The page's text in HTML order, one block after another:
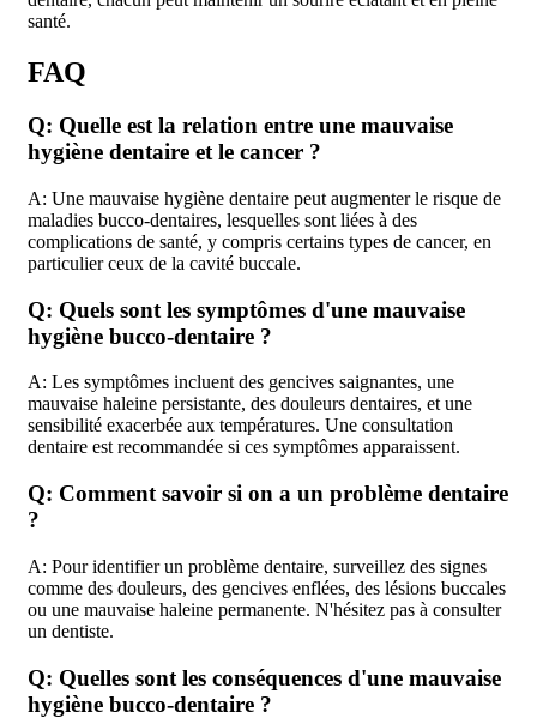
santé.
FAQ
Q: Quelle est la relation entre une mauvaise
hygiène dentaire et le cancer ?
A: Une mauvaise hygiène dentaire peut augmenter le risque de
maladies bucco-dentaires, lesquelles sont liées à des
complications de santé, y compris certains types de cancer, en
particulier ceux de la cavité buccale.
Q: Quels sont les symptômes d'une mauvaise
hygiène bucco-dentaire ?
A: Les symptômes incluent des gencives saignantes, une
mauvaise haleine persistante, des douleurs dentaires, et une
sensibilité exacerbée aux températures. Une consultation
dentaire est recommandée si ces symptômes apparaissent.
Q: Comment savoir si on a un problème dentaire
?
A: Pour identifier un problème dentaire, surveillez des signes
comme des douleurs, des gencives enflées, des lésions buccales
ou une mauvaise haleine permanente. N'hésitez pas à consulter
un dentiste.
Q: Quelles sont les conséquences d'une mauvaise
hygiène bucco-dentaire ?